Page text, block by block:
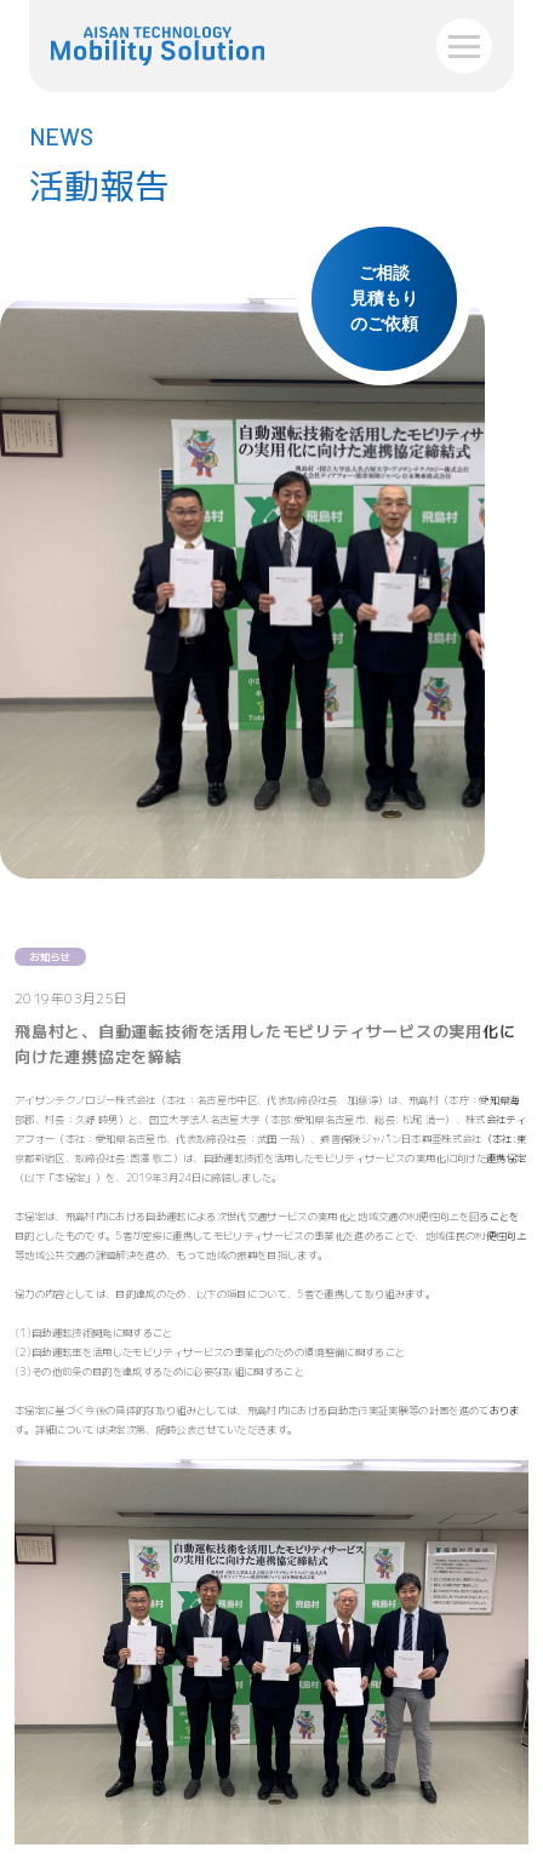
NEWS
活動報告
ご相談
見積もり
のご依頼
お知らせ
2019年03月25日
飛島村と、自動運転技術を活用したモビリティサービスの実用化に
向けた連携協定を締結
アイサンテクノロジー株式会社（本社：名古屋市中区、代表取締役社長 加藤淳）は、飛島村（本庁：愛知県海
部郡、村長：久野 時男）と、国立大学法人名古屋大学（本部:愛知県名古屋市、総長: 松尾 清一）、株式会社ティ
アフォー（本社：愛知県名古屋市、代表取締役社長：武田 一哉）、損害保険ジャパン日本興亜株式会社（本社:東
京都新宿区、取締役社長:西澤 敬二）は、自動運転技術を活用したモビリティサービスの実用化に向けた連携協定
（以下「本協定」）を、2019年3月24日に締結しました。
本協定は、飛島村内における自動運転による次世代交通サービスの実用化と地域交通の利便性向上を図ることを
目的としたものです。5者が密接に連携してモビリティサービスの事業化を進めることで、地域住民の利便性向上
等地域公共交通の課題解決を進め、もって地域の振興を目指します。
協力の内容としては、目的達成のため、以下の項目について、5者で連携して取り組みます。
(1)自動運転技術開発に関すること
(2)自動運転車を活用したモビリティサービスの事業化のための環境整備に関すること
(3)その他前条の目的を達成するために必要な取組に関すること
本協定に基づく今後の具体的な取り組みとしては、飛島村内における自動走行実証実験等の計画を進めておりま
す。詳細については決定次第、随時公表させていただきます。